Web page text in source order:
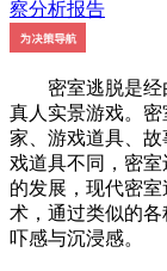
密室逃脱是经
真人实景游戏。
家、游戏道具、
戏道具不同，密
的发展，现代密
术，通过类似的
吓感与沉浸感。